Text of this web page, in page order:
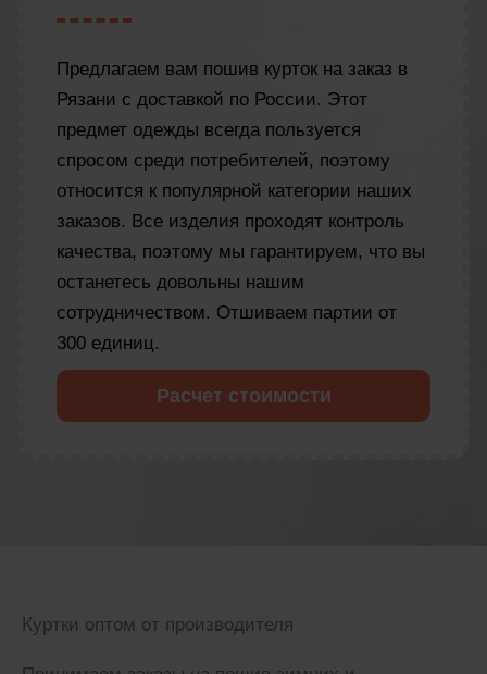
Предлагаем вам пошив курток на заказ в
Рязани с доставкой по России. Этот
предмет одежды всегда пользуется
спросом среди потребителей, поэтому
относится к популярной категории наших
заказов. Все изделия проходят контроль
качества, поэтому мы гарантируем, что вы
останетесь довольны нашим
сотрудничеством. Отшиваем партии от
300 единиц.
Расчет стоимости
Куртки оптом от производителя